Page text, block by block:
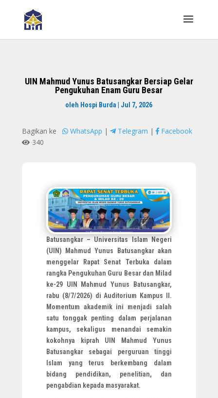
UIN Mahmud Yunus Batusangkar Bersiap Gelar
Pengukuhan Enam Guru Besar
oleh Hospi Burda Jul 7, 2026
Bagikan ke WhatsApp | Telegram |
Facebook
340
Batusangkar – Universitas Islam Negeri
(UIN) Mahmud Yunus Batusangkar akan
menggelar Rapat Senat Terbuka dalam
rangka Pengukuhan Guru Besar dan Milad
ke-29 UIN Mahmud Yunus Batusangkar,
rabu (8/7/2026) di Auditorium Kampus II.
Momentum akademik ini menjadi salah
satu tonggak penting dalam perjalanan
kampus, sekaligus menandai semakin
kokohnya kiprah UIN Mahmud Yunus
Batusangkar sebagai perguruan tinggi
Islam yang terus berkembang dalam
bidang pendidikan, penelitian, dan
pengabdian kepada masyarakat.